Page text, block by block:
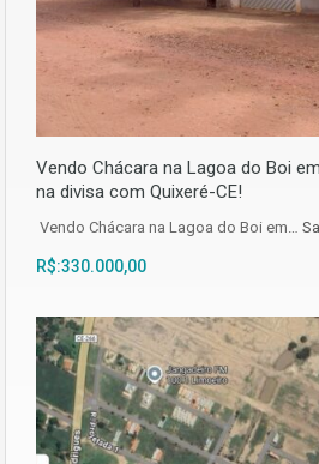
Vendo Chácara na Lagoa do Boi
na divisa com Quixeré-CE!
Vendo Chácara na Lagoa do Boi em…
R$:330.000,00